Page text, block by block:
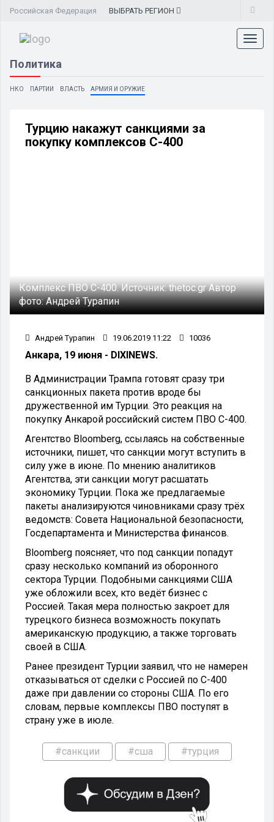
Российская Федерация ВЫБРАТЬ РЕГИОН
Политика
НКО ПАРТИИ ВЛАСТЬ АРМИЯ И ОРУЖИЕ
Турцию накажут санкциями за
покупку комплексов С-400
Комплекс ПВО С-400.Источник:thetoc.grАвтор
фото:Андрей Турапин
Андрей Турапин 19.06.2019 11:22 10036
Анкара, 19 июня - DIXINEWS.
В Администрации Трампа готовят сразу три
санкционных пакета против вроде бы
дружественной им Турции. Это реакция на
покупку Анкарой российский систем ПВО С-400.
Агентство Bloomberg, ссылаясь на собственные
источники, пишет, что санкции могут вступить в
силу уже в июне. По мнению аналитиков
Агентства, эти санкции могут расшатать
экономику Турции. Пока же предлагаемые
пакеты анализируются чиновниками сразу трёх
ведомств: Совета Национальной безопасности,
Госдепартамента и Министерства финансов.
Bloomberg поясняет, что под санкции попадут
сразу несколько компаний из оборонного
сектора Турции. Подобными санкциями США
уже обложили всех, кто ведёт бизнес с
Россией. Такая мера полностью закроет для
турецкого бизнеса возможность покупать
американскую продукцию, а также торговать
своей в США.
Ранее президент Турции заявил, что не намерен
отказываться от сделки с Россией по С-400
даже при давлении со стороны США. По его
словам, первые комплексы ПВО поступят в
страну уже в июле.
#санкции #сша #турция